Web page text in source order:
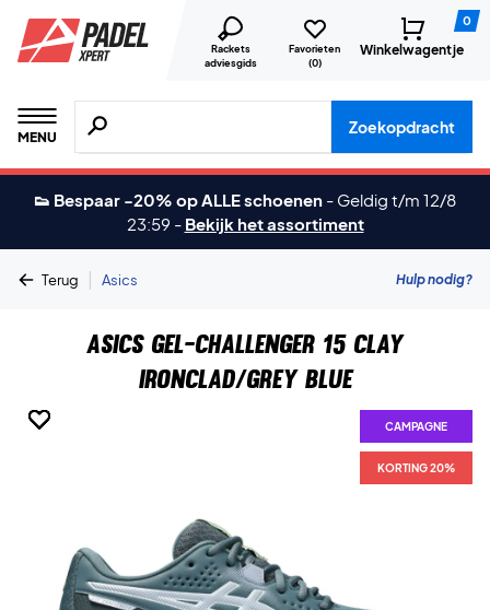
Rackets
adviesgids
Favorieten
(0)
0
Winkelwagentje
MENU
Zoeken naar producten, merken etc.
Zoekopdracht
👟 Bespaar -20% op ALLE schoenen - Geldig t/m 12/8
23:59 - Bekijk het assortiment
Terug | Asics Hulp nodig?
Asics Gel-Challenger 15 Clay
Ironclad/Grey Blue
CAMPAGNE
KORTING 20%
CAMPAGNE
KORTING 20%
CAMPAGNE
KORTING 20%
CAMPAGNE
KORTING 20%
CAMPAGNE
KORTING 20%
CAMPAGNE
KORTING 20%
CAMPAGNE
KORTING 20%